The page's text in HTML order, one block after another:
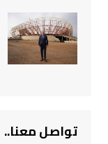
تواصل معنا..